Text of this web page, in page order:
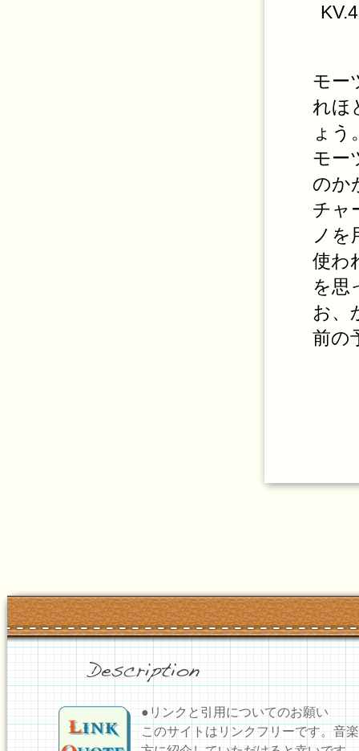
モー
れほ
ょう
モー
のか
チャ
ノ
使わ
を思
お、
前の
●リンクと引用についてのお願い
このサイトはリンクフリーです。音